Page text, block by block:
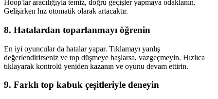
Hoop'lar aracılığıyla temiz, doğru geçişler yapmaya odaklanın.
Gelişirken hız otomatik olarak artacaktır.
8. Hatalardan toparlanmayı öğrenin
En iyi oyuncular da hatalar yapar. Tıklamayı yanlış
değerlendirirseniz ve top düşmeye başlarsa, vazgeçmeyin. Hızlıca
tıklayarak kontrolü yeniden kazanın ve oyunu devam ettirin.
9. Farklı top kabuk çeşitleriyle deneyin